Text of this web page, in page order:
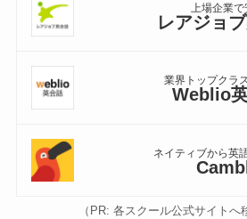
上場企業で
レアジョ
業界トップクラ
Weblio
ネイティブから英
（PR: 各スクール公式サイトへ